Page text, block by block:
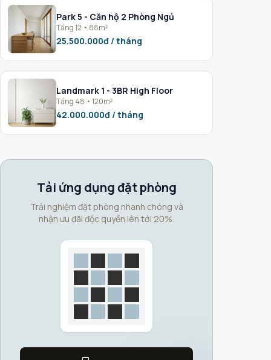
Park 5 - Căn hộ 2 Phòng Ngủ
Tầng 12 • 88m²
25.500.000đ / tháng
Landmark 1 - 3BR High Floor
Tầng 48 • 120m²
42.000.000đ / tháng
Tải ứng dụng đặt phòng
Trải nghiệm đặt phòng nhanh chóng và
nhận ưu đãi độc quyền lên tới 20%.